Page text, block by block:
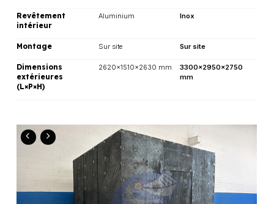
Revêtement
intérieur
Aluminium Inox
Montage Sur site Sur site
Dimensions
extérieures
(L×P×H)
2620×1510×2630 mm
3300×2950×2750
mm